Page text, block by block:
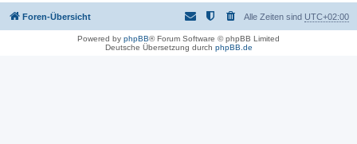
Foren-Übersicht Alle Zeiten sind UTC+02:00
Powered by phpBB® Forum Software © phpBB Limited
Deutsche Übersetzung durch phpBB.de